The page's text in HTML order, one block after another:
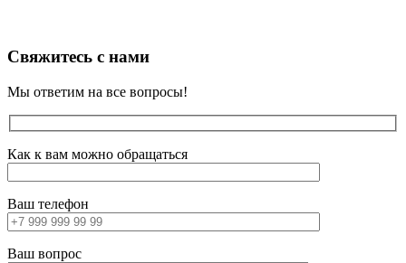
Свяжитесь с нами
Мы ответим на все вопросы!
Как к вам можно обращаться
Ваш телефон
Ваш вопрос